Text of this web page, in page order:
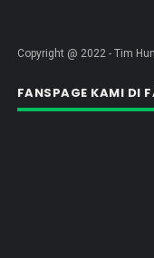
Copyright @ 2022 - Tim
FANSPAGE KAMI DI